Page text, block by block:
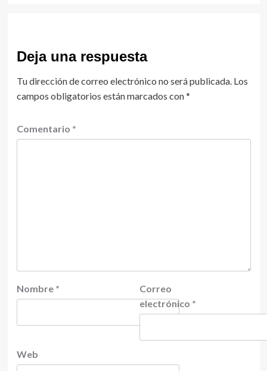
Deja una respuesta
Tu dirección de correo electrónico no será publicada. Los
campos obligatorios están marcados con*
Comentario *
Nombre *
Correo
electrónico *
Web